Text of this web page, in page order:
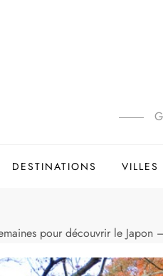
DESTINATIONS VILLES